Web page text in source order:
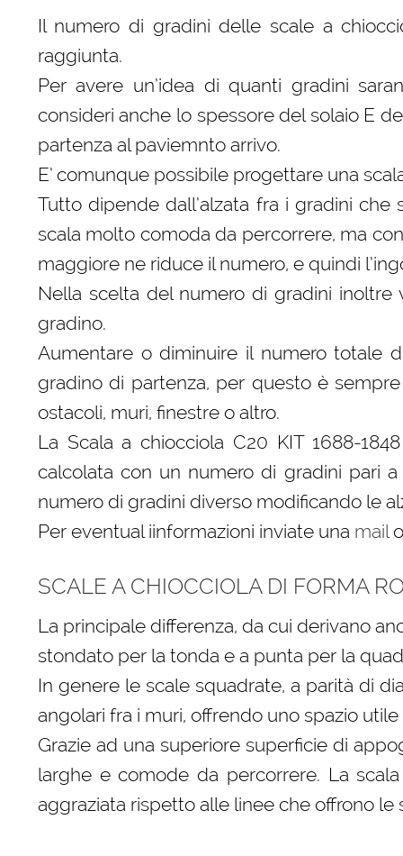
Il numero di gradini delle scale a
raggiunta.
Per avere un’idea di quanti gradini
consideri anche lo spessore del solaio E
partenza al paviemnto arrivo.
E’ comunque possibile progettare una
Tutto dipende dall’alzata fra i gradini che
scala molto comoda da percorrere, ma
maggiore ne riduce il numero, e quindi
Nella scelta del numero di gradini
gradino.
Aumentare o diminuire il numero totale
gradino di partenza, per questo è
ostacoli, muri, finestre o altro.
La Scala a chiocciola C20 KIT 1688-
calcolata con un numero di gradini pari
numero di gradini diverso modificando le
Per eventual iinformazioni inviate una mail
SCALE A CHIOCCIOLA DI FORMA
La principale differenza, da cui derivano
stondato per la tonda e a punta per la
In genere le scale squadrate, a parità di
angolari fra i muri, offrendo uno spazio
Grazie ad una superiore superficie di
larghe e comode da percorrere. La
aggraziata rispetto alle linee che offrono le